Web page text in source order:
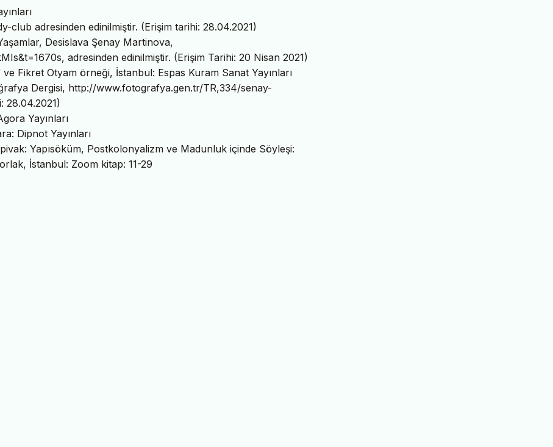
adresinden edinilmiştir. (Erişim tarihi: 28.04.2021)
Desislava Şenay Martinova,
adresinden edinilmiştir. (Erişim Tarihi: 20 Nisan 2021)
Fikret Otyam örneği, İstanbul: Espas Kuram Sanat Yayınları
Dergisi, http://www.fotografya.gen.tr/TR,334/senay-
28.04.2021)
Yayınları
Dipnot Yayınları
Yapısöküm, Postkolonyalizm ve Madunluk içinde Söyleşi:
İstanbul: Zoom kitap: 11-29